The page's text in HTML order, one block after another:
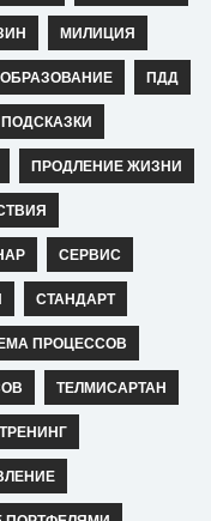
МИЛИЦИЯ
ОБРАЗОВАНИЕ ПДД
ПОДСКАЗКИ
ПРОДЛЕНИЕ ЖИЗНИ
СЕРВИС
СТАНДАРТ
ПРОЦЕССОВ
ТЕЛМИСАРТАН
ТРЕНИНГ